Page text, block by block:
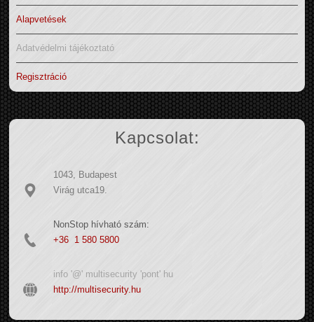
Alapvetések
Adatvédelmi tájékoztató
Regisztráció
Kapcsolat:
1043, Budapest
Virág utca19.
NonStop hívható szám:
+36 1 580 5800
info '@' multisecurity 'pont' hu
http://multisecurity.hu